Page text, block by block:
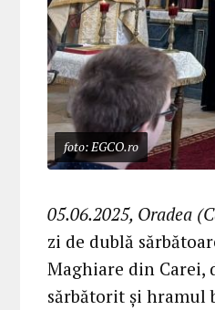
foto: EGCO.ro
05.06.2025, Oradea
zi de dublă
Maghiare din Carei,
sărbătorit și hramul